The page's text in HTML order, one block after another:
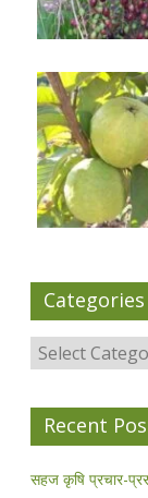
Categories
Categories
Recent
सहज कृषि प्रचार-